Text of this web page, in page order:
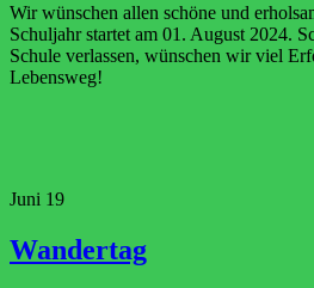
Wir wünschen allen schöne und
Schuljahr startet am 01. August 2024.
Schule verlassen, wünschen wir viel
Lebensweg!
Juni 19
Wandertag